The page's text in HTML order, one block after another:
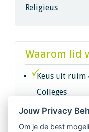
Religieus
Waarom lid
Keus uit ruim
Colleges
Intervisie met
Jouw Privacy
Om je de best